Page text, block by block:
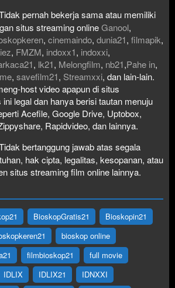
pernah bekerja sama atau memiliki
situs streaming onlineGanool,
, cinemaindo, dunia21, filmapik,
, FMZM, indoxx1, indoxxi,
, lk21, Melongfilm, nb21,Pahe in,
, savefilm21, Streamxxi, dan lain-lain.
host video apapun di situs
ini legal dan hanya berisi tautan menuju
Acefile, Google Drive, Uptobox,
Rapidvideo, dan lainnya.
bertanggung jawab atas segala
hak cipta, legalitas, kesopanan, atau
situs streaming film online lainnya.
BioskopGratis21
Bioskopin21
bioskop online
filmbioskop21
full movie
IDLIX IDLIX21
IDNXXI